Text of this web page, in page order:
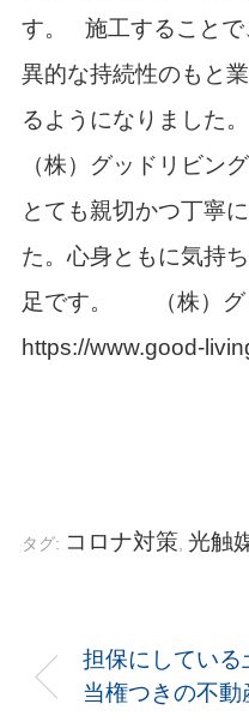
す。
施工すること
異的な持続性のもと
るようになりました。
（株）グッドリビン
とても親切かつ丁寧
た。心身ともに気持
足です。
（株）
https://www.good-
タグ: コロナ対策 光触
担保にしてい
当権つきの不